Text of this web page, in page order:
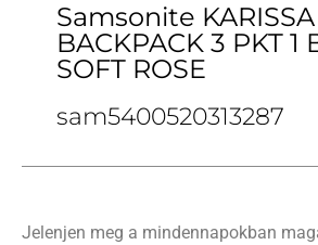
Samsonite
BACKPACK 3 PKT 1
SOFT ROSE
sam5400520313287
Jelenjen meg a mindennapokban